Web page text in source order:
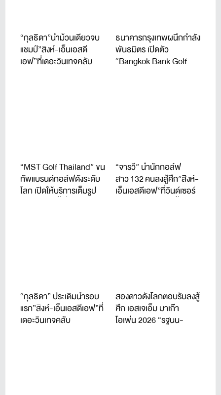
“กุลธิดา”นำม้วนเดียวจบ
แชมป์”สิงห์-เอ็นเอสดี
เอฟ”ที่เดอะวินเทจคลับ
ธนาคารกรุงเทพผนึกกำลัง
พันธมิตร เปิดตัว
“Bangkok Bank Golf
“MST Golf Thailand” ขน
ทัพแบรนด์กอล์ฟดังระดับ
โลก เปิดให้บริการเต็มรูป
“จารวี” นำนักกอล์ฟ
สาว 132 คนลงสู้ศึก”สิงห์-
เอ็นเอสดีเอฟ”ที่วินด์เซอร์
“กุลธิดา” ประเดิมนำรอบ
แรก”สิงห์-เอ็นเอสดีเอฟ”ที่
เดอะวินเทจคลับ
สองดาวดังโลกตอบรับลงสู้
ศึก เอสเจเอ็ม มาเก๊า
โอเพ่น 2026 “รฐนน-